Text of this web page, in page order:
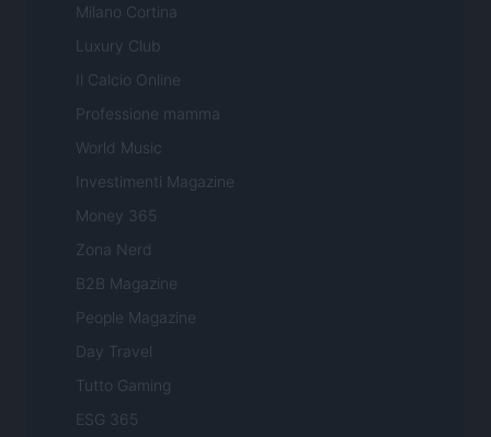
Milano Cortina
Luxury Club
Il Calcio Online
Professione mamma
World Music
Investimenti Magazine
Money 365
Zona Nerd
B2B Magazine
People Magazine
Day Travel
Tutto Gaming
ESG 365